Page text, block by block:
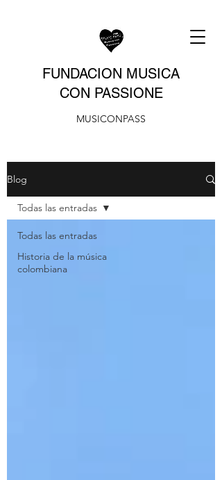
FUNDACION MUSICA
CON PASSIONE
MUSICONPASS
Blog
Todas las entradas
Historia de la música
colombiana
Todas las entradas